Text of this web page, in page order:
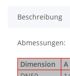
Beschreibung
Abmessungen:
Dimension A